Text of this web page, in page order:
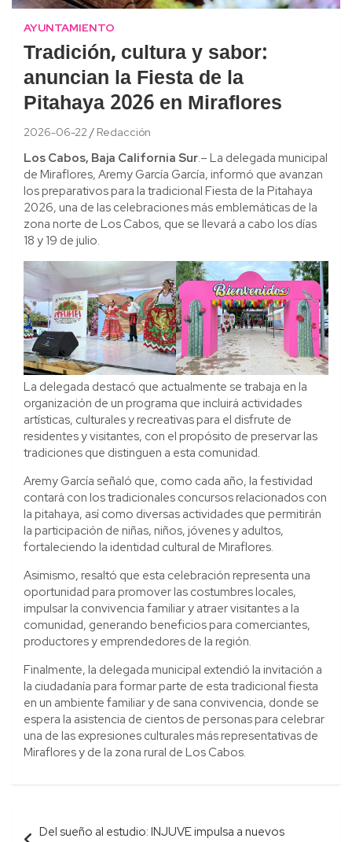
AYUNTAMIENTO
Tradición, cultura y sabor:
anuncian la Fiesta de la
Pitahaya 2026 en Miraflores
2026-06-22 Redacción
Los Cabos, Baja California Sur.– La delegada municipal
de Miraflores, Aremy García García, informó que avanzan
los preparativos para la tradicional Fiesta de la Pitahaya
2026, una de las celebraciones más emblemáticas de la
zona norte de Los Cabos, que se llevará a cabo los días
18 y 19 de julio.
La delegada destacó que actualmente se trabaja en la
organización de un programa que incluirá actividades
artísticas, culturales y recreativas para el disfrute de
residentes y visitantes, con el propósito de preservar las
tradiciones que distinguen a esta comunidad.
Aremy García señaló que, como cada año, la festividad
contará con los tradicionales concursos relacionados con
la pitahaya, así como diversas actividades que permitirán
la participación de niñas, niños, jóvenes y adultos,
fortaleciendo la identidad cultural de Miraflores.
Asimismo, resaltó que esta celebración representa una
oportunidad para promover las costumbres locales,
impulsar la convivencia familiar y atraer visitantes a la
comunidad, generando beneficios para comerciantes,
productores y emprendedores de la región.
Finalmente, la delegada municipal extendió la invitación a
la ciudadanía para formar parte de esta tradicional fiesta
en un ambiente familiar y de sana convivencia, donde se
espera la asistencia de cientos de personas para celebrar
una de las expresiones culturales más representativas de
Miraflores y de la zona rural de Los Cabos.
Navegación
Del sueño al estudio: INJUVE impulsa a nuevos